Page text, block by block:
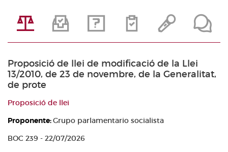
Proposició de llei de modificació de la Llei
13/2010, de 23 de novembre, de la Generalitat,
de prote
Proposició de llei
Proponente:Grupo parlamentario socialista
BOC 239 - 22/07/2026